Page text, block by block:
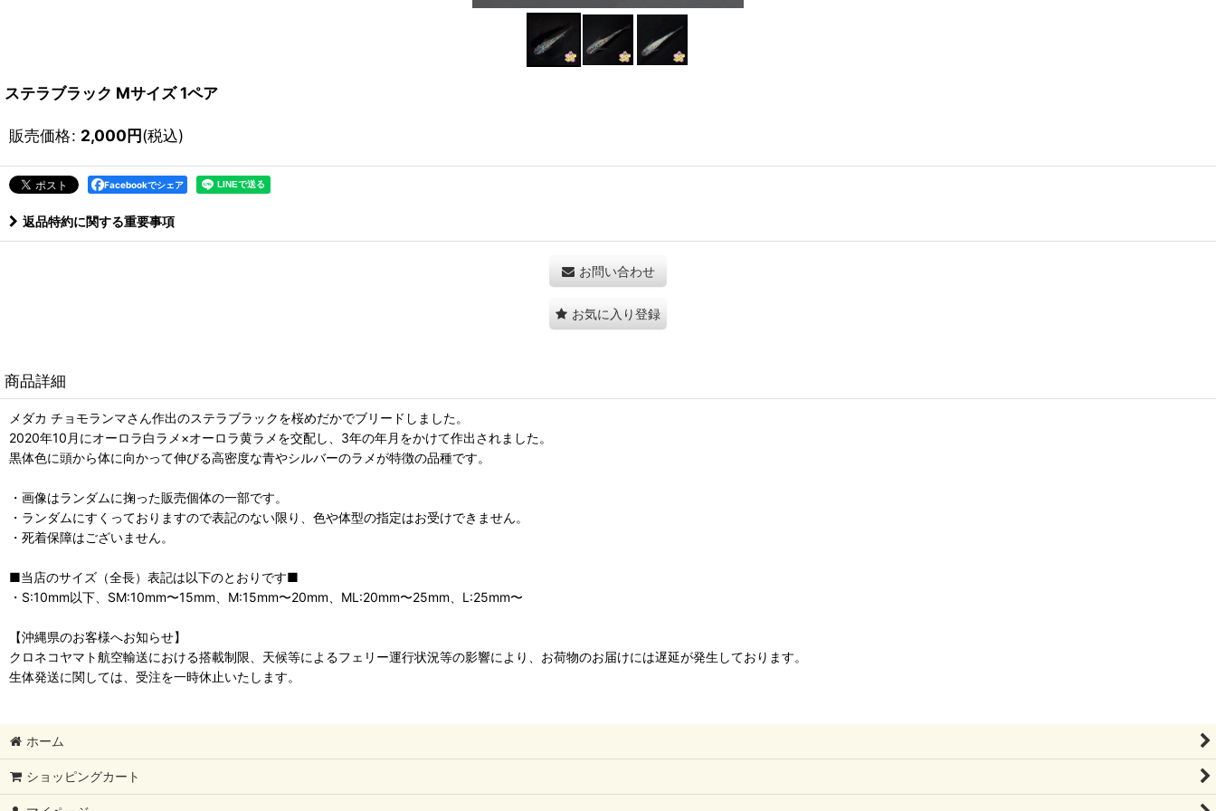
ステラブラック Mサイズ 1ペア
販売価格: 2,000円(税込)
Facebookでシェア
返品特約に関する重要事項
お問い合わせ
お気に入り登録
商品詳細
メダカ チョモランマさん作出のステラブラックを桜めだかでブリードしました。
2020年10月にオーロラ白ラメ×オーロラ黄ラメを交配し、3年の年月をかけて作出されました。
黒体色に頭から体に向かって伸びる高密度な青やシルバーのラメが特徴の品種です。
・画像はランダムに掬った販売個体の一部です。
・ランダムにすくっておりますので表記のない限り、色や体型の指定はお受けできません。
・死着保障はございません。
■当店のサイズ（全長）表記は以下のとおりです■
・S:10mm以下、SM:10mm〜15mm、M:15mm〜20mm、ML:20mm〜25mm、L:25mm〜
【沖縄県のお客様へお知らせ】
クロネコヤマト航空輸送における搭載制限、天候等によるフェリー運行状況等の影響により、お荷物のお届けには遅延が発生しております。
生体発送に関しては、受注を一時休止いたします。
ホーム
ショッピングカート